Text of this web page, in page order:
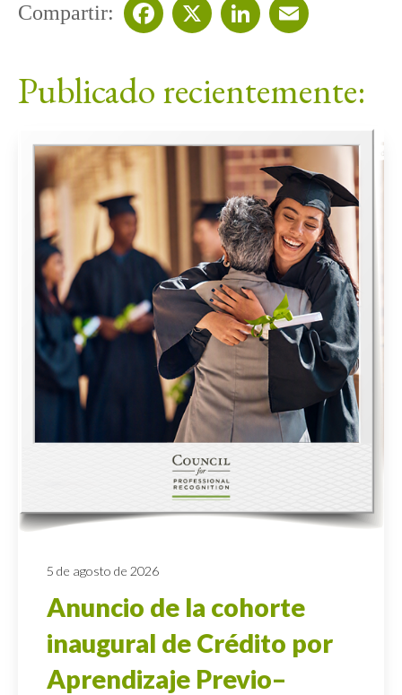
Compartir:
Publicado recientemente:
5 de agosto de 2026
Anuncio de la cohorte
inaugural de Crédito por
Aprendizaje Previo–